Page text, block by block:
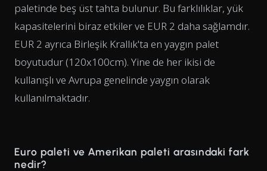
paletinde beş üst tahta bulunur. Bu farklılıklar, yük
kapasitelerini biraz etkiler ve EUR 2 daha sağlamdır.
EUR 2 ayrıca Birleşik Krallık'ta en yaygın palet
boyutudur (120x100cm). Yine de her ikisi de
kullanışlı ve Avrupa genelinde yaygın olarak
kullanılmaktadır.
Euro paleti ve Amerikan paleti arasındaki fark
nedir?